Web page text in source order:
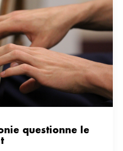
questionne le